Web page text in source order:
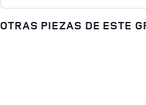
OTRAS PIEZAS DE ESTE